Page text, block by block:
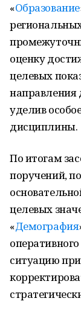
«Образование
оценку
целевых
направления
уделив
дисциплины.
По итогам
поручений,
целевых
«Демография
ситуацию